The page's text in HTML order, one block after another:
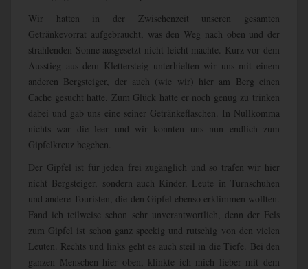
Wir hatten in der Zwischenzeit unseren gesamten
Getränkevorrat aufgebraucht, was den Weg nach oben und der
strahlenden Sonne ausgesetzt nicht leicht machte. Kurz vor dem
Ausstieg aus dem Klettersteig unterhielten wir uns mit einem
anderen Bergsteiger, der auch (wie wir) hier am Berg einen
Cache gesucht hatte. Zum Glück hatte er noch genug zu trinken
dabei und gab uns eine seiner Getränkeflaschen. In Nullkomma
nichts war die leer und wir konnten uns nun endlich zum
Gipfelkreuz begeben.
Der Gipfel ist für jeden frei zugänglich und so trafen wir hier
nicht Bergsteiger, sondern auch Kinder, Leute in Turnschuhen
und andere Touristen, die den Gipfel ebenso erklimmen wollten.
Fand ich teilweise schon sehr unverantwortlich, denn der Fels
zum Gipfel ist schon ganz speckig und rutschig von den vielen
Leuten. Rechts und links geht es auch steil in die Tiefe. Bei den
ganzen Menschen hier oben, klinkte ich mich lieber mit dem